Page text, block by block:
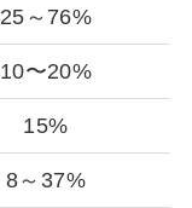
25～76%
10〜20%
15%
8～37%